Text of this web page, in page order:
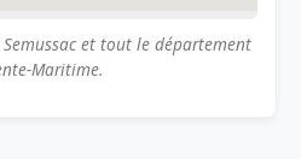
et tout le département
Maritime.